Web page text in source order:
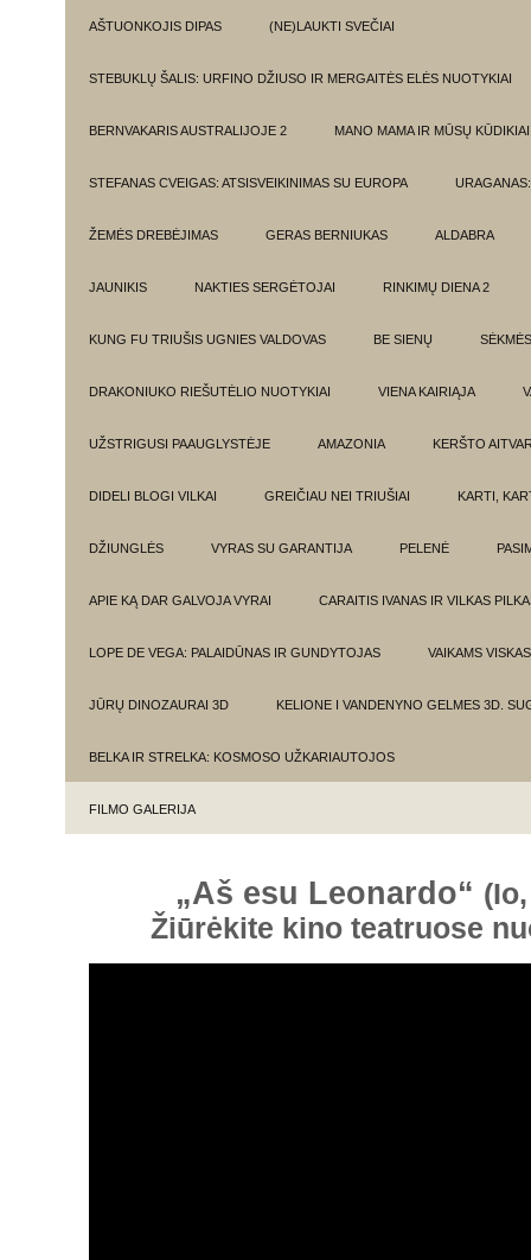
AŠTUONKOJIS DIPAS (NE)LAUKTI SVEČIAI
STEBUKLŲ ŠALIS: URFINO DŽIUSO IR MERGAITĖS ELĖS NUOTYKIAI
BERNVAKARIS AUSTRALIJOJE 2 MANO MAMA IR MŪSŲ KŪDIKIAI
STEFANAS CVEIGAS: ATSISVEIKINIMAS SU EUROPA
ŽEMĖS DREBĖJIMAS GERAS BERNIUKAS ALDABRA
JAUNIKIS NAKTIES SERGĖTOJAI RINKIMŲ DIENA 2
KUNG FU TRIUŠIS UGNIES VALDOVAS BE SIENŲ
DRAKONIUKO RIEŠUTĖLIO NUOTYKIAI VIENA KAIRIĄJA
UŽSTRIGUSI PAAUGLYSTĖJE AMAZONIA KERŠTO
DIDELI BLOGI VILKAI GREIČIAU NEI TRIUŠIAI KARTI,
DŽIUNGLĖS VYRAS SU GARANTIJA PELENĖ
APIE KĄ DAR GALVOJA VYRAI CARAITIS IVANAS IR VILKAS
LOPE DE VEGA: PALAIDŪNAS IR GUNDYTOJAS VAIKAMS
JŪRŲ DINOZAURAI 3D KELIONE I VANDENYNO GELMES 3D.
BELKA IR STRELKA: KOSMOSO UŽKARIAUTOJOS
FILMO GALERIJA
„Aš esu Leonardo“
Žiūrėkite kino teatruose